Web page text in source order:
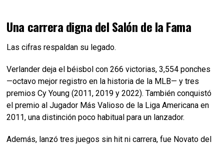
Una carrera digna del Salón de la Fama
Las cifras respaldan su legado.
Verlander deja el béisbol con 266 victorias, 3,554 ponches
—octavo mejor registro en la historia de la MLB— y tres
premios Cy Young (2011, 2019 y 2022). También conquistó
el premio al Jugador Más Valioso de la Liga Americana en
2011, una distinción poco habitual para un lanzador.
Además, lanzó tres juegos sin hit ni carrera, fue Novato del